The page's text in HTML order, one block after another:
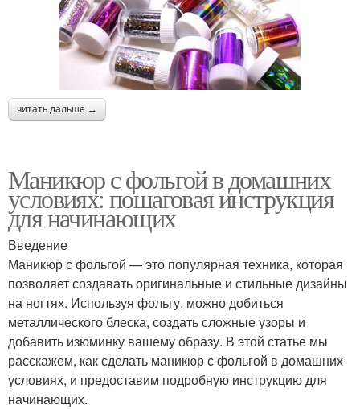
читать дальше →
Маникюр с фольгой в домашних
условиях: пошаговая инструкция
для начинающих
Введение
Маникюр с фольгой — это популярная техника, которая
позволяет создавать оригинальные и стильные дизайны
на ногтях. Используя фольгу, можно добиться
металлического блеска, создать сложные узоры и
добавить изюминку вашему образу. В этой статье мы
расскажем, как сделать маникюр с фольгой в домашних
условиях, и предоставим подробную инструкцию для
начинающих.